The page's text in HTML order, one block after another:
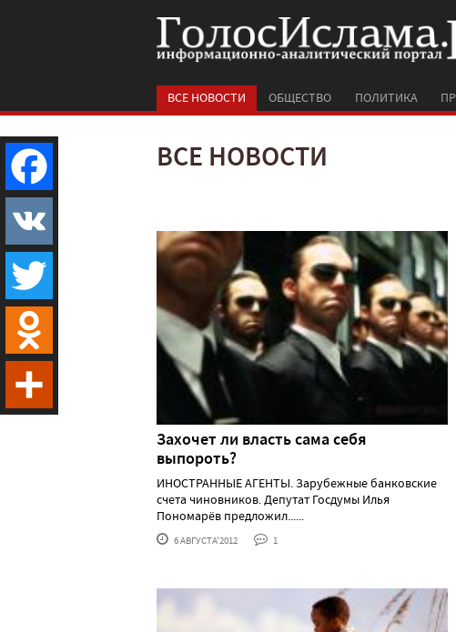
ВСЕ НОВОСТИ ОБЩЕСТВО ПОЛИТИКА
ВСЕ НОВОСТИ
Захочет ли власть сама себя
выпороть?
ИНОСТРАННЫЕ АГЕНТЫ. Зарубежные банковские
счета чиновников. Депутат Госдумы Илья
Пономарёв предложил......
6 АВГУСТА'2012 1
Facebook
VK
Twitter
Odnoklassniki